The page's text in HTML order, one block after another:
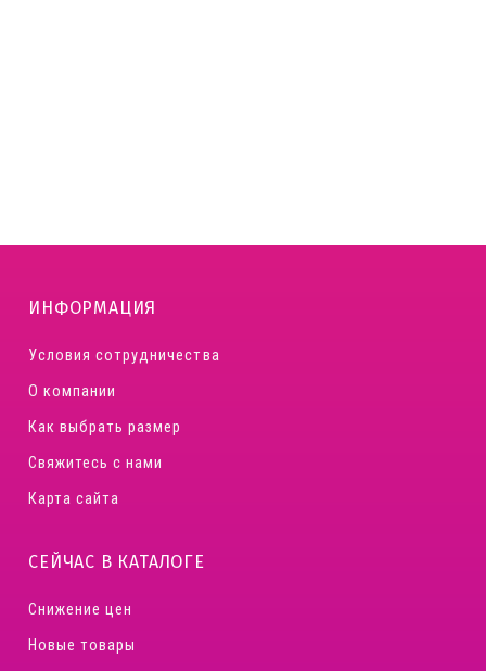
ИНФОРМАЦИЯ
Условия сотрудничества
О компании
Как выбрать размер
Свяжитесь с нами
Карта сайта
СЕЙЧАС В КАТАЛОГЕ
Снижение цен
Новые товары